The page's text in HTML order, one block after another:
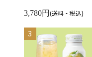
3,780円(送料・税込)